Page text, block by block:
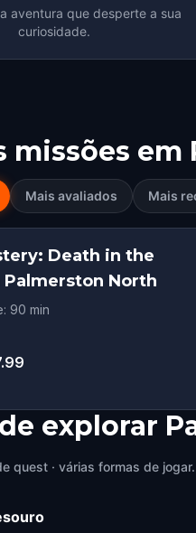
aventura que desperte a sua
curiosidade.
missões em
Mais avaliados Mais
Death in the
Palmerston North
90 min
explorar
quest · várias formas de jogar.